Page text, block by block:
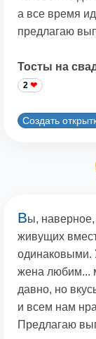
а все время
предлагаю
Тосты на
2
Создать
Вы, наверное,
живущих
одинаковыми.
жена любим...
давно, но
и всем нам
Предлагаю